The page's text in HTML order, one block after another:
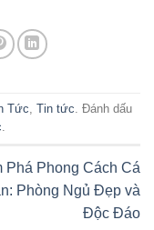
Tức Tin tức . Đánh dấu
Phá Phong Cách Cá
Phòng Ngủ Đẹp và
Độc Đáo